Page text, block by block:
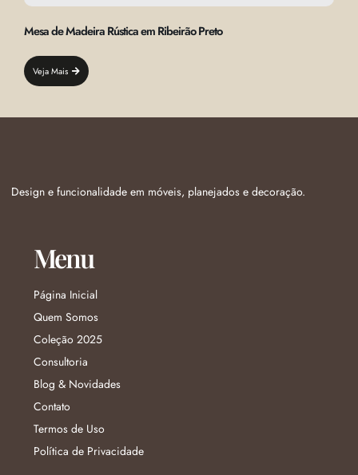
Mesa de Madeira Rústica em Ribeirão Preto
Veja Mais
Design e funcionalidade em móveis, planejados e decoração.
Menu
Página Inicial
Quem Somos
Coleção 2025
Consultoria
Blog & Novidades
Contato
Termos de Uso
Política de Privacidade